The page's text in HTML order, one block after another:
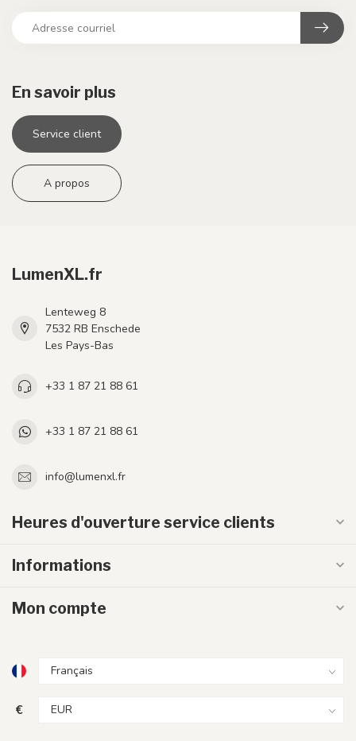
En savoir plus
Service client
A propos
LumenXL.fr
Lenteweg 8
7532 RB Enschede
Les Pays-Bas
+33 1 87 21 88 61
+33 1 87 21 88 61
info@lumenxl.fr
Heures d'ouverture service clients
Informations
Mon compte
€